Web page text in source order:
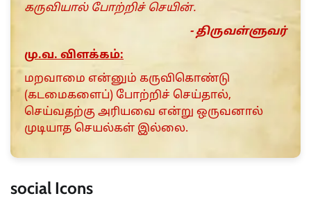
கருவியால் போற்றிச் செயின்.
- திருவள்ளுவர்
மு.வ. விளக்கம்:
மறவாமை என்னும் கருவிகொண்டு
(கடமைகளைப்) போற்றிச் செய்தால்,
செய்வதற்கு அரியவை என்று ஒருவனால்
முடியாத செயல்கள் இல்லை.
social Icons